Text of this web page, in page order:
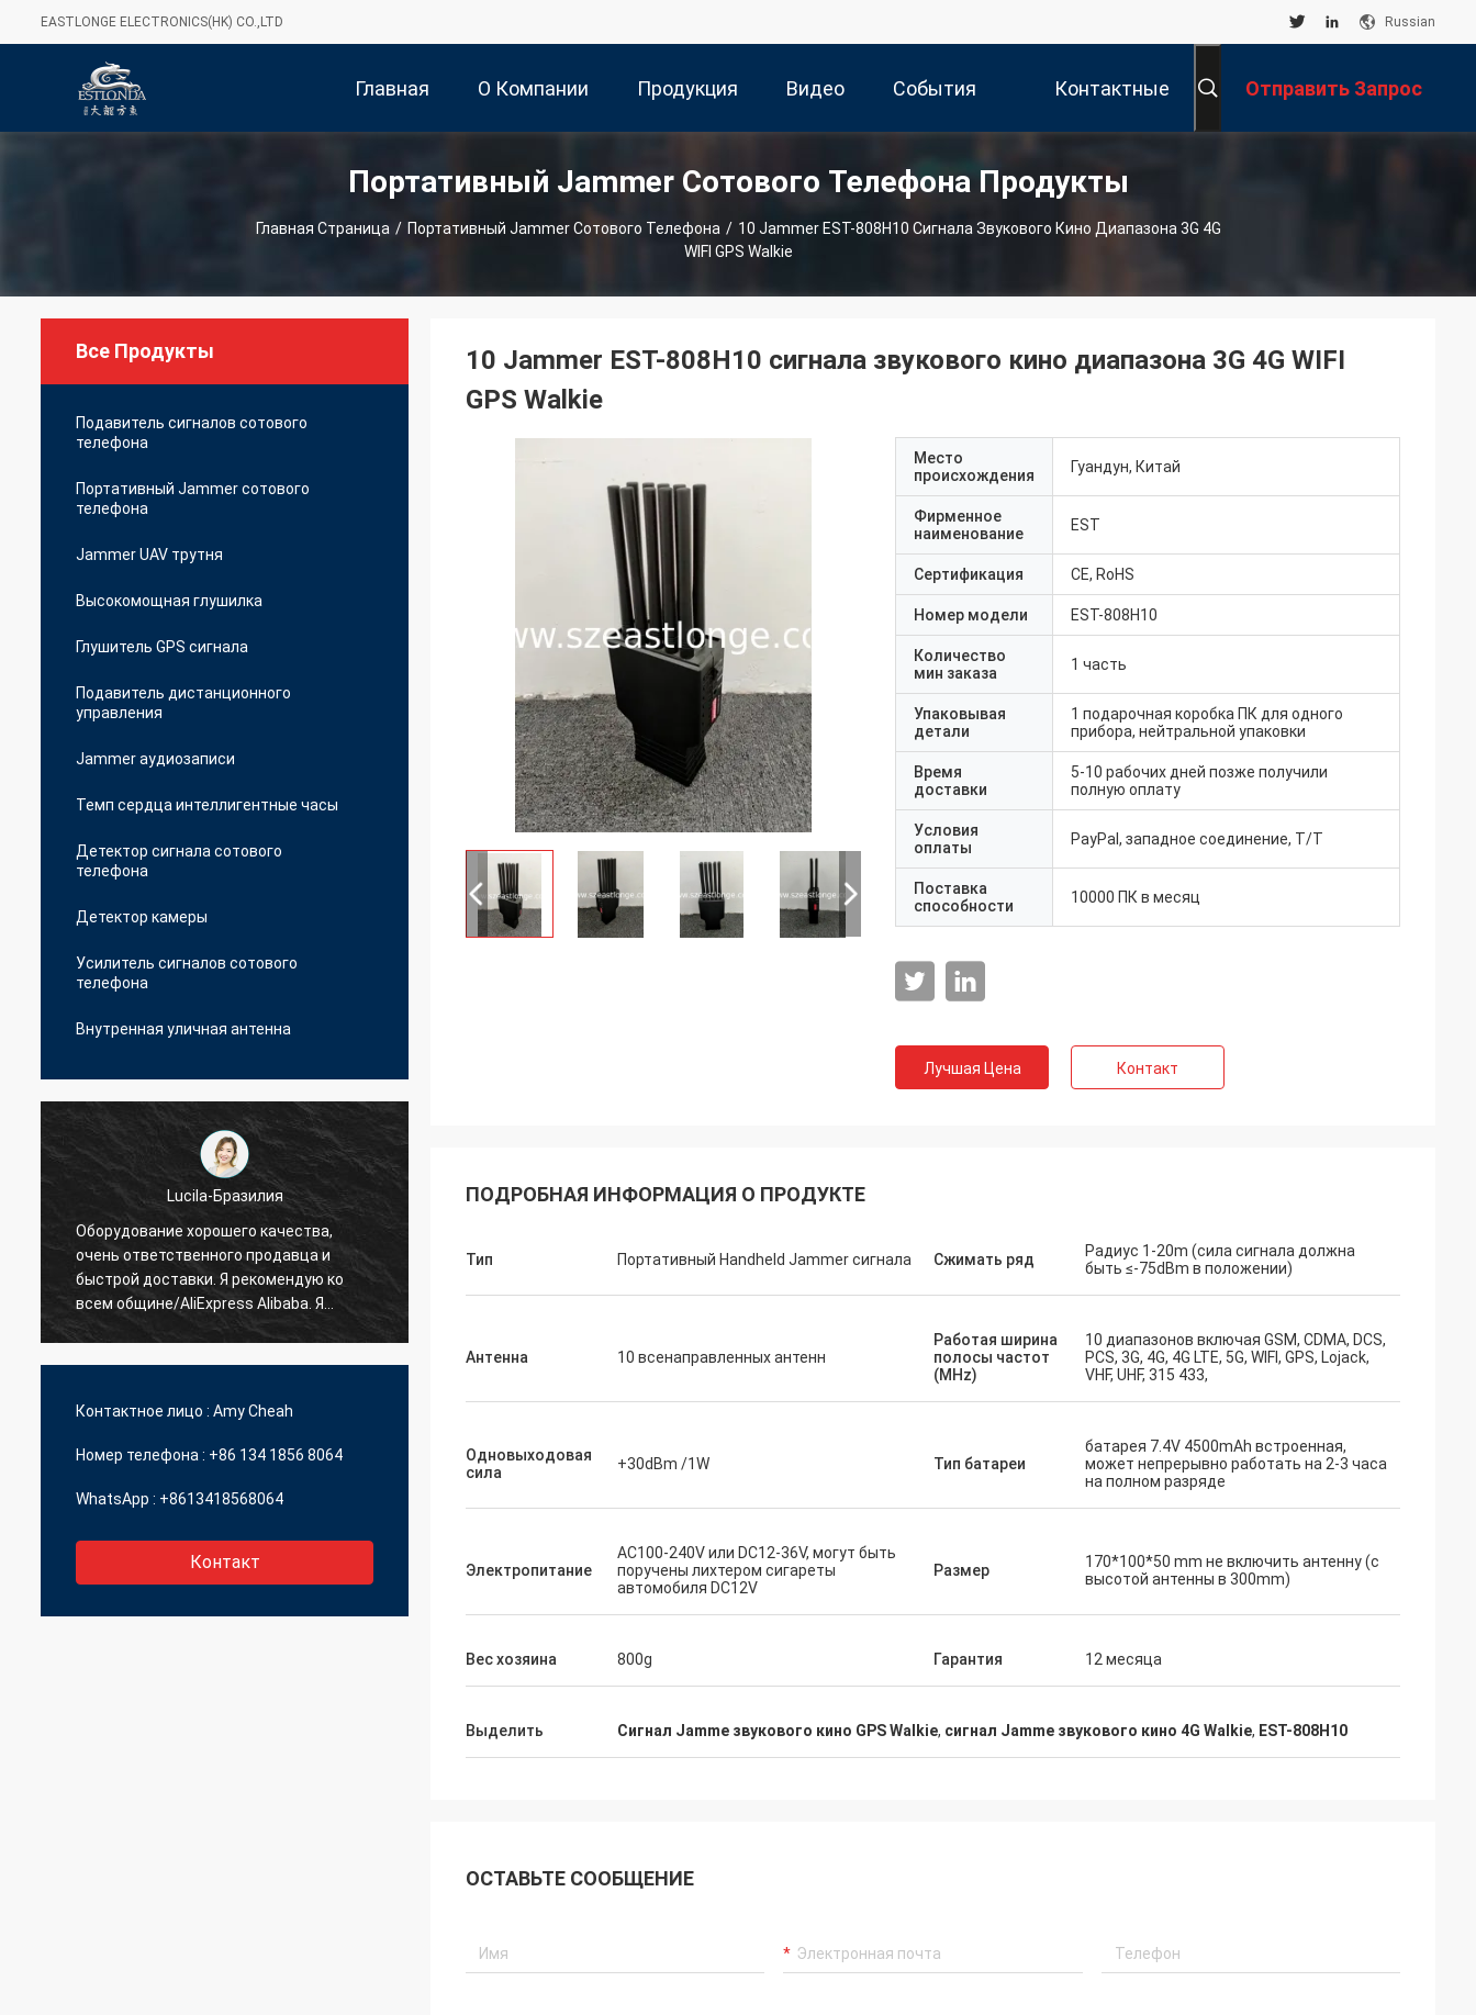
EASTLONGE ELECTRONICS(HK) CO.,LTD Russian
Главная
Страница
О Компании Продукция Видео События Контактные
Данные
Отправить Запрос
Портативный Jammer Сотового Телефона Продукты
Главная Страница / Портативный Jammer Сотового Телефона / 10 Jammer EST-808H10 Сигнала Звукового Кино Диапазона 3G 4G
WIFI GPS Walkie
Все Продукты
Подавитель сигналов сотового
телефона
Портативный Jammer сотового
телефона
Jammer UAV трутня
Высокомощная глушилка
Глушитель GPS сигнала
Подавитель дистанционного
управления
Jammer аудиозаписи
Темп сердца интеллигентные часы
Детектор сигнала сотового
телефона
Детектор камеры
Усилитель сигналов сотового
телефона
Внутренная уличная антенна
Hamadivo-Франция
Самый лучший продавец, хорошая
сделка и быстрый срок поставки
быстрая доставка и отсутствие
Контактное лицо : Amy Cheah
Номер телефона : +86 134 1856 8064
WhatsApp : +8613418568064
Контакт
10 Jammer EST-808H10 сигнала звукового кино диапазона 3G 4G WIFI
GPS Walkie
Место
происхождения
Гуандун, Китай
Фирменное
наименование
EST
Сертификация CE, RoHS
Номер модели EST-808H10
Количество
мин заказа
1 часть
Упаковывая
детали
1 подарочная коробка ПК для одного
прибора, нейтральной упаковки
Время
доставки
5-10 рабочих дней позже получили
полную оплату
Условия
оплаты
PayPal, западное соединение, T/T
Поставка
способности
10000 ПК в месяц
Лучшая Цена Контакт
ПОДРОБНАЯ ИНФОРМАЦИЯ О ПРОДУКТЕ
Тип Портативный Handheld Jammer сигнала Сжимать ряд
Радиус 1-20m (сила сигнала должна
быть ≤-75dBm в положении)
Антенна 10 всенаправленных антенн
Работая ширина
полосы частот
(MHz)
10 диапазонов включая GSM, CDMA, DCS,
PCS, 3G, 4G, 4G LTE, 5G, WIFI, GPS, Lojack,
VHF, UHF, 315 433,
Одновыходовая
сила
+30dBm /1W Тип батареи
батарея 7.4V 4500mAh встроенная,
может непрерывно работать на 2-3 часа
на полном разряде
Электропитание
AC100-240V или DC12-36V, могут быть
поручены лихтером сигареты
автомобиля DC12V
Размер
170*100*50 mm не включить антенну (с
высотой антенны в 300mm)
Вес хозяина 800g Гарантия 12 месяца
Выделить Сигнал Jamme звукового кино GPS Walkie, сигнал Jamme звукового кино 4G Walkie, EST-808H10
ОСТАВЬТЕ СООБЩЕНИЕ